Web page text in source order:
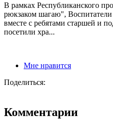
В рамках Республиканского
рюкзаком шагаю", Воспитатели
вместе с ребятами старшей и
посетили хра...
Мне нравится
Поделиться:
Комментарии